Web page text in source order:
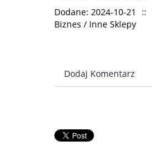
Dodane: 2024-10-21
::
Biznes / Inne Sklepy
Dodaj Komentarz